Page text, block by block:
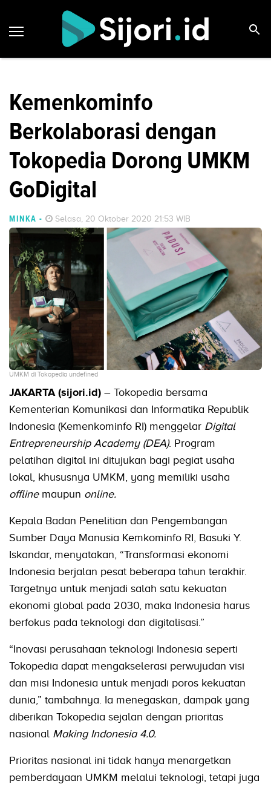
Kemenkominfo
Berkolaborasi dengan
Tokopedia Dorong UMKM
GoDigital
MINKA - Selasa, 20 Oktober 2020 21:53 WIB
UMKM di Tokopedia undefined
JAKARTA (sijori.id) – Tokopedia bersama
Kementerian Komunikasi dan Informatika Republik
Indonesia (Kemenkominfo RI) menggelar Digital
Entrepreneurship Academy (DEA). Program
pelatihan digital ini ditujukan bagi pegiat usaha
lokal, khususnya UMKM, yang memiliki usaha
offlinemaupun online.
Kepala Badan Penelitian dan Pengembangan
Sumber Daya Manusia Kemkominfo RI, Basuki Y.
Iskandar, menyatakan, “Transformasi ekonomi
Indonesia berjalan pesat beberapa tahun terakhir.
Targetnya untuk menjadi salah satu kekuatan
ekonomi global pada 2030, maka Indonesia harus
berfokus pada teknologi dan digitalisasi.”
“Inovasi perusahaan teknologi Indonesia seperti
Tokopedia dapat mengakselerasi perwujudan visi
dan misi Indonesia untuk menjadi poros kekuatan
dunia,” tambahnya. Ia menegaskan, dampak yang
diberikan Tokopedia sejalan dengan prioritas
nasional Making Indonesia 4.0.
Prioritas nasional ini tidak hanya menargetkan
pemberdayaan UMKM melalui teknologi, tetapi juga